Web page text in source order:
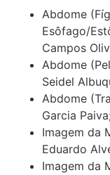
Abdome
Esôfago/
Campos
Abdome
Seidel
Abdome
Garcia
Imagem da
Eduardo
Imagem da